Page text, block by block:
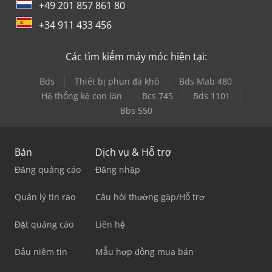
+49 201 857 861 80
+34 911 433 456
Các tìm kiếm máy móc hiện tại:
Bds Thiết bị phun đá khô
Bds Mab 480
Hệ thống kệ con lăn
Bcs 745
Bds 1101
Bbs 550
Bán
Đăng quảng cáo
Quản lý tin rao
Đặt quảng cáo
Dấu niêm tin
Dịch vụ & Hỗ trợ
Đăng nhập
Câu hỏi thường gặp/Hỗ trợ
Liên hệ
Mẫu hợp đồng mua bán